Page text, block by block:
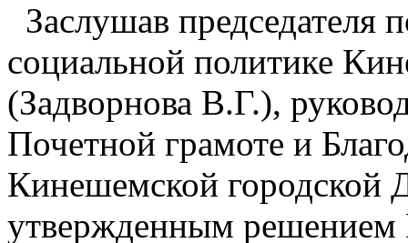
Заслушав председателя
социальной политике
(Задворнова В.Г.),
Почетной грамоте и
Кинешемской городской
утвержденным